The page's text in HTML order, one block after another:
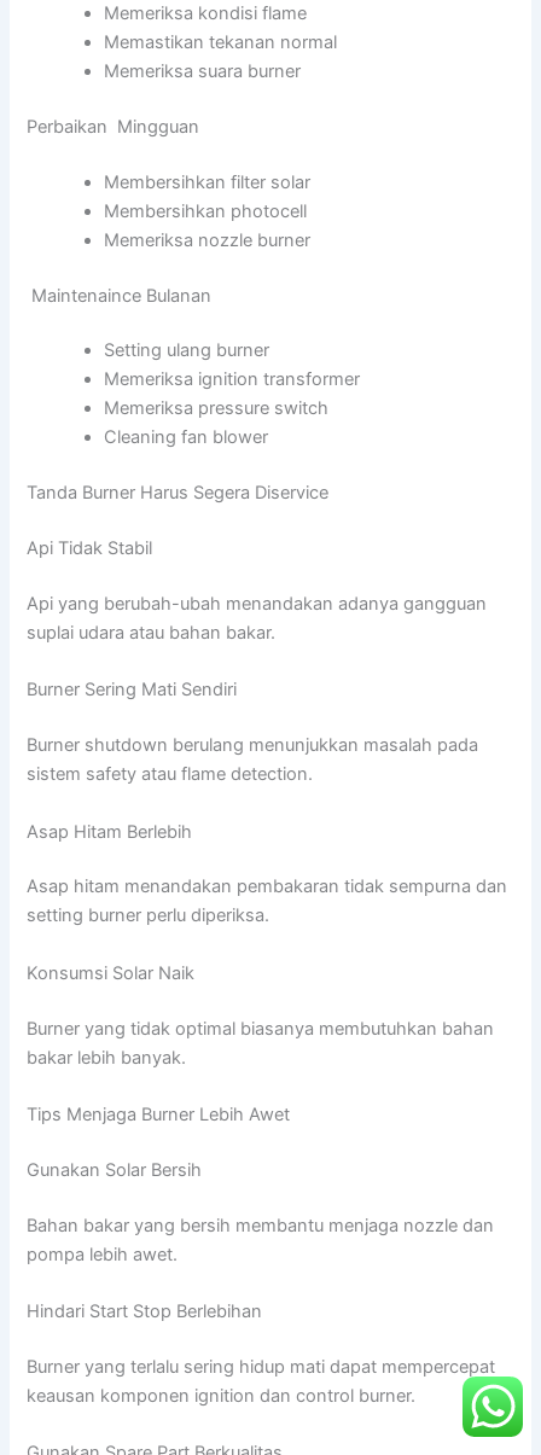
Memeriksa kondisi flame
Memastikan tekanan normal
Memeriksa suara burner
Perbaikan Mingguan
Membersihkan filter solar
Membersihkan photocell
Memeriksa nozzle burner
Maintenaince Bulanan
Setting ulang burner
Memeriksa ignition transformer
Memeriksa pressure switch
Cleaning fan blower
Tanda Burner Harus Segera Diservice
Api Tidak Stabil
Api yang berubah-ubah menandakan adanya gangguan
suplai udara atau bahan bakar.
Burner Sering Mati Sendiri
Burner shutdown berulang menunjukkan masalah pada
sistem safety atau flame detection.
Asap Hitam Berlebih
Asap hitam menandakan pembakaran tidak sempurna dan
setting burner perlu diperiksa.
Konsumsi Solar Naik
Burner yang tidak optimal biasanya membutuhkan bahan
bakar lebih banyak.
Tips Menjaga Burner Lebih Awet
Gunakan Solar Bersih
Bahan bakar yang bersih membantu menjaga nozzle dan
pompa lebih awet.
Hindari Start Stop Berlebihan
Burner yang terlalu sering hidup mati dapat mempercepat
keausan komponen ignition dan control burner.